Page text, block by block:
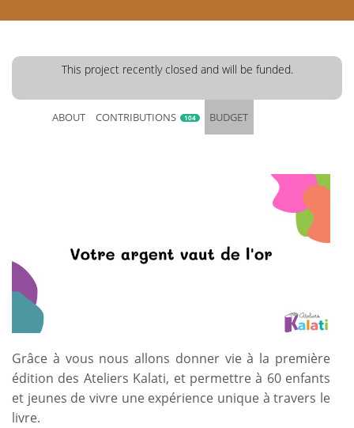
This project recently closed and will be funded.
ABOUT CONTRIBUTIONS 104 BUDGET
Grâce à vous nous allons donner vie à la première
édition des Ateliers Kalati, et permettre à 60 enfants
et jeunes de vivre une expérience unique à travers le
livre.